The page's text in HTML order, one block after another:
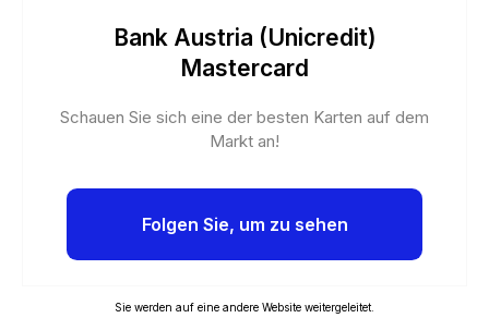
Bank Austria (Unicredit)
Mastercard
Schauen Sie sich eine der besten Karten auf dem
Markt an!
Folgen Sie, um zu sehen
Sie werden auf eine andere Website weitergeleitet.